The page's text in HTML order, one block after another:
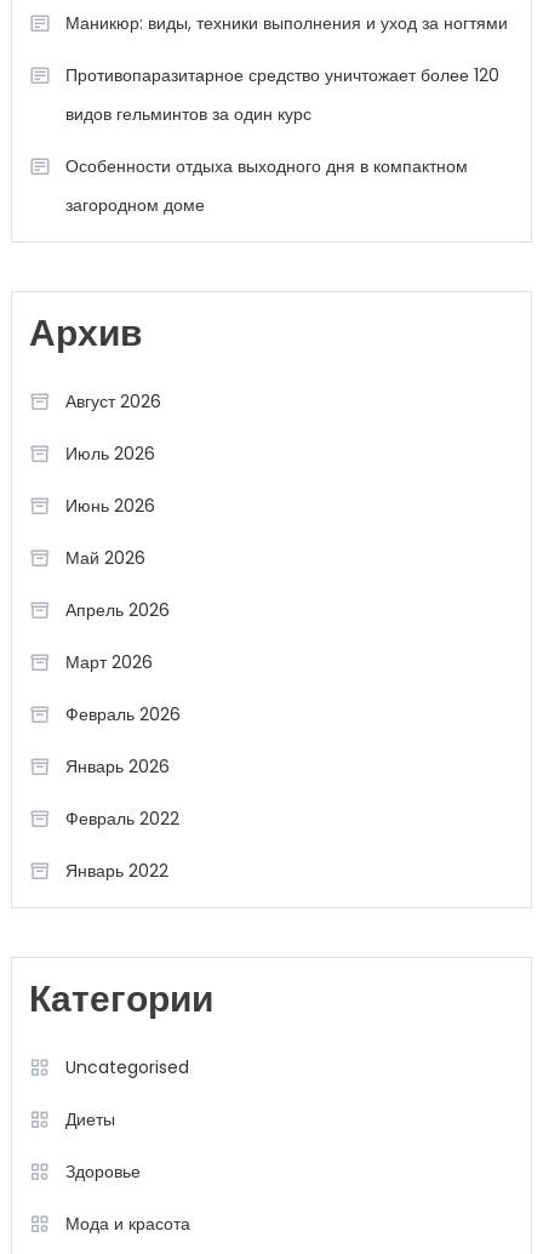
Маникюр: виды, техники выполнения и уход за ногтями
Противопаразитарное средство уничтожает более 120
видов гельминтов за один курс
Особенности отдыха выходного дня в компактном
загородном доме
Архив
Август 2026
Июль 2026
Июнь 2026
Май 2026
Апрель 2026
Март 2026
Февраль 2026
Январь 2026
Февраль 2022
Январь 2022
Категории
Uncategorised
Диеты
Здоровье
Мода и красота